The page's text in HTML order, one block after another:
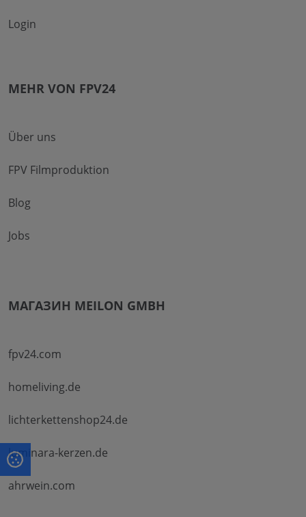
Login
MEHR VON FPV24
Über uns
FPV Filmproduktion
Blog
Jobs
МАГАЗИН MEILON GMBH
fpv24.com
homeliving.de
lichterkettenshop24.de
luminara-kerzen.de
ahrwein.com